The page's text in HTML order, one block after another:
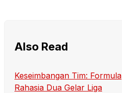
Also Read
Keseimbangan Tim: Formula
Rahasia Dua Gelar Liga